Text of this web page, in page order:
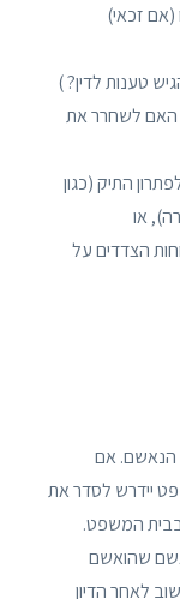
זכאי)
טענות לדין? )
האם לשחרר את
התיק (כגון
או
הצדדים על
הנאשם. אם
יידרש לסדר את
המשפט.
שהואשם
לאחר הדיון